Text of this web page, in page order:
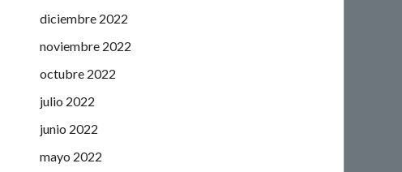
diciembre 2022
noviembre 2022
octubre 2022
julio 2022
junio 2022
mayo 2022